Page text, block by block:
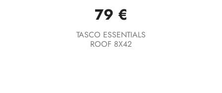
79 €
TASCO ESSENTIALS
ROOF 8X42